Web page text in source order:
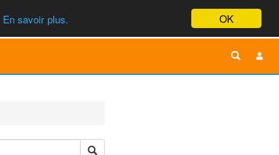
OK
En savoir plus.